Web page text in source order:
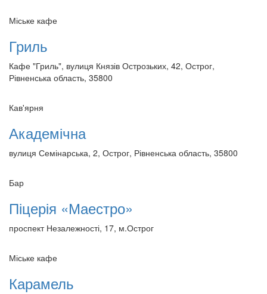
Міське кафе
Гриль
Кафе "Гриль", вулиця Князів Острозьких, 42, Острог,
Рівненська область, 35800
Кав'ярня
Академічна
вулиця Семінарська, 2, Острог, Рівненська область, 35800
Бар
Піцерія «Маестро»
проспект Незалежності, 17, м.Острог
Міське кафе
Карамель